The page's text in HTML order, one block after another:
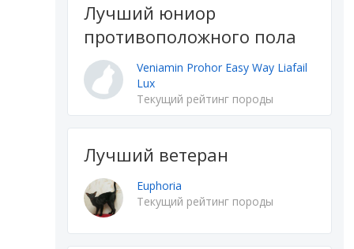
Лучший юниор
противоположного пола
Veniamin Prohor Easy Way Liafail
Lux
Текущий рейтинг породы
Лучший ветеран
Euphoria
Текущий рейтинг породы